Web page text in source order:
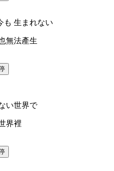
も 生まれない
無法產生
い世界で
界裡